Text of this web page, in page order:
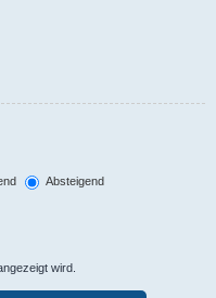
Absteigend
wird.